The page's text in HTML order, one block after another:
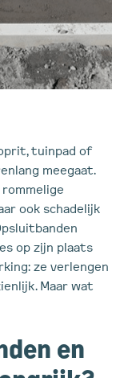
tuinpad of
meegaat.
ook schadelijk
op zijn plaats
ze verlengen
Maar wat
en